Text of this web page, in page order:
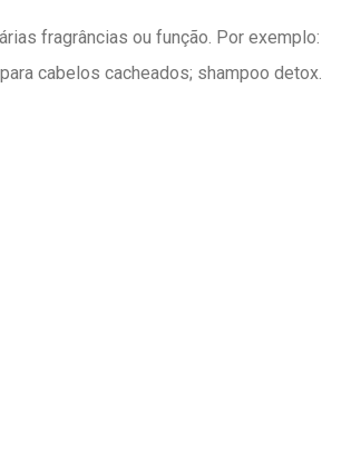
fragrâncias ou função. Por exemplo:
cabelos cacheados; shampoo detox.